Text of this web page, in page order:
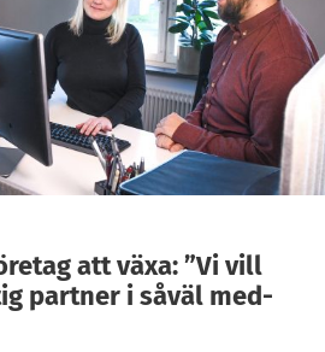
att växa: ”Vi vill
partner i såväl med-